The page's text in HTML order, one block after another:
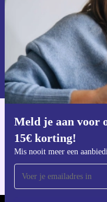
Meld je aan voor
15€ korting!
Mis nooit meer een
Informatie over het
privacybeleid